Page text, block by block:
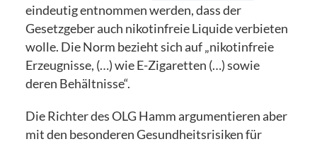
eindeutig entnommen werden, dass der
Gesetzgeber auch nikotinfreie Liquide verbieten
wolle. Die Norm bezieht sich auf „nikotinfreie
Erzeugnisse, (…) wie E-Zigaretten (…) sowie
deren Behältnisse“.
Die Richter des OLG Hamm argumentieren aber
mit den besonderen Gesundheitsrisiken für